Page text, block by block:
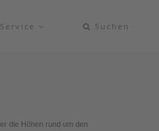
Service Suchen
die Höhen rund um den